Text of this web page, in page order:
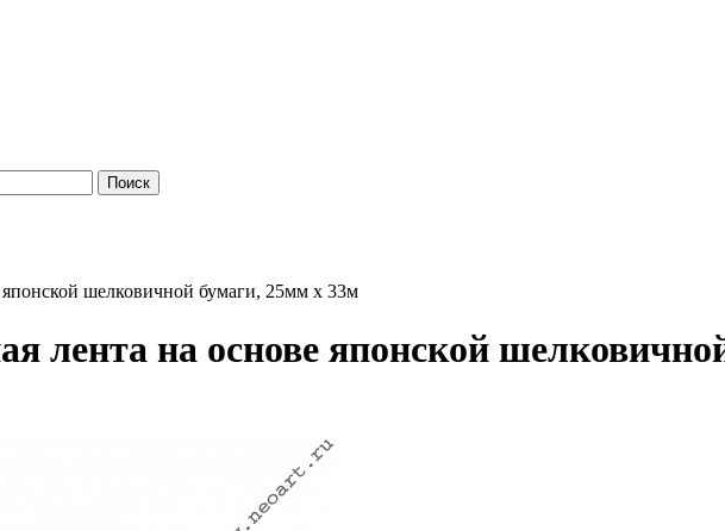
шелковичной бумаги, 25мм х 33м
лента на основе японской